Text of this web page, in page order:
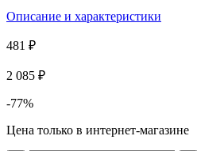
Описание и характеристики
481 ₽
2 085 ₽
-77%
Цена только в интернет-магазине